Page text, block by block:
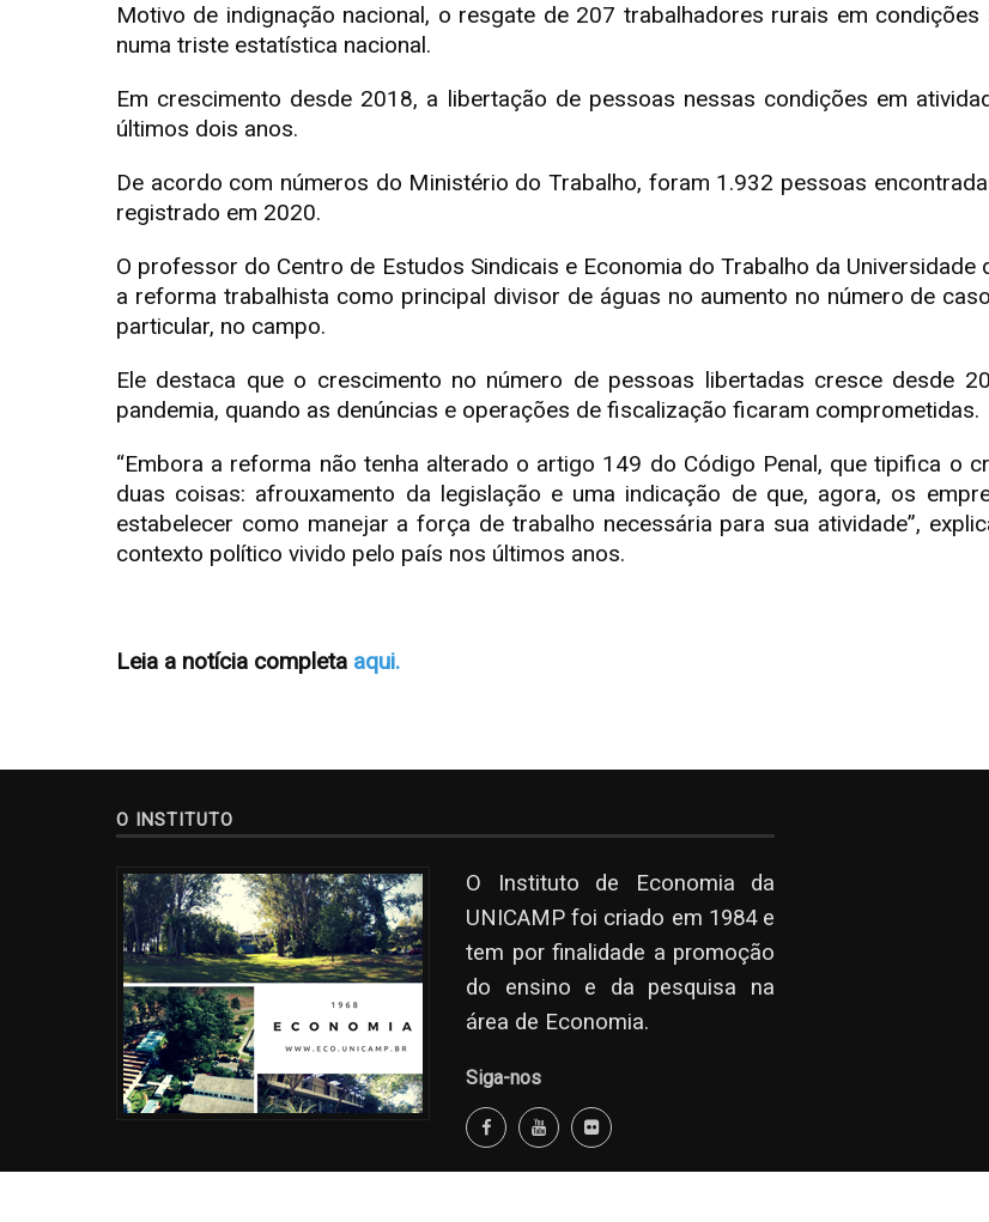
Motivo de indignação nacional, o resgate de 207 trabalhadores rurais em
numa triste estatística nacional.
Em crescimento desde 2018, a libertação de pessoas nessas condições em
últimos dois anos.
De acordo com números do Ministério do Trabalho, foram 1.932 pessoas
registrado em 2020.
O professor do Centro de Estudos Sindicais e Economia do Trabalho da
a reforma trabalhista como principal divisor de águas no aumento no número de
particular, no campo.
Ele destaca que o crescimento no número de pessoas libertadas cresce desde
pandemia, quando as denúncias e operações de fiscalização ficaram comprometidas.
“Embora a reforma não tenha alterado o artigo 149 do Código Penal, que tipifica o
duas coisas: afrouxamento da legislação e uma indicação de que, agora, os
estabelecer como manejar a força de trabalho necessária para sua atividade”,
contexto político vivido pelo país nos últimos anos.
Leia a notícia completa aqui.
O INSTITUTO
O Instituto de Economia da
UNICAMP foi criado em 1984 e
tem por finalidade a promoção
do ensino e da pesquisa na
área de Economia.
Siga-nos